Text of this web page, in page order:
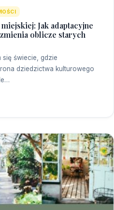
Jak adaptacyjne
oblicze starych
się świecie, gdzie
dziedzictwa kulturowego